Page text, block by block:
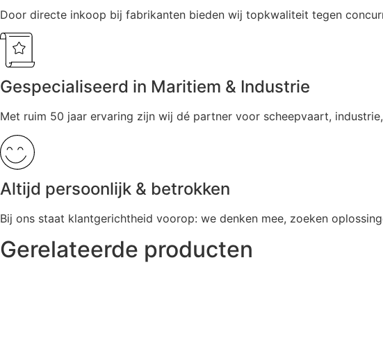
Door directe inkoop bij fabrikanten bieden wij topkwaliteit tegen
Gespecialiseerd in Maritiem & Industrie
Met ruim 50 jaar ervaring zijn wij dé partner voor scheepvaart,
Altijd persoonlijk & betrokken
Bij ons staat klantgerichtheid voorop: we denken mee, zoeken
Gerelateerde producten